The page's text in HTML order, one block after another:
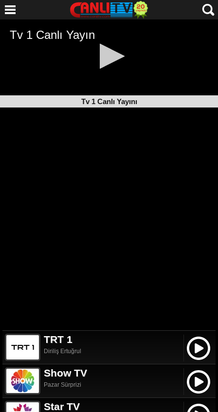
Tv 1 Canlı Yayını
TRT 1
Diriliş Ertuğrul
Show TV
Pazar Sürprizi
Star TV